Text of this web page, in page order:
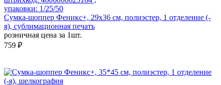
упаковки: 1/25/50
Сумка-шоппер Феникс+, 29х36 см, полиэстер, 1 отделение (-
я), сублимационная печать
розничная цена за 1шт.
759 ₽